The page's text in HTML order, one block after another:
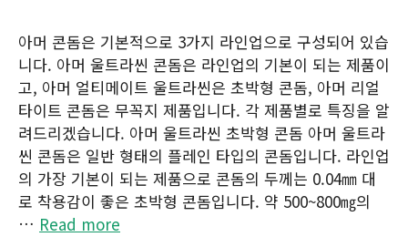
아머 콘돔은 기본적으로 3가지 라인업으로 구성되어 있습
니다. 아머 울트라씬 콘돔은 라인업의 기본이 되는 제품이
고, 아머 얼티메이트 울트라씬은 초박형 콘돔, 아머 리얼
타이트 콘돔은 무꼭지 제품입니다. 각 제품별로 특징을 알
려드리겠습니다. 아머 울트라씬 초박형 콘돔 아머 울트라
씬 콘돔은 일반 형태의 플레인 타입의 콘돔입니다. 라인업
의 가장 기본이 되는 제품으로 콘돔의 두께는 0.04㎜ 대
로 착용감이 좋은 초박형 콘돔입니다. 약 500~800㎎의
… Read more